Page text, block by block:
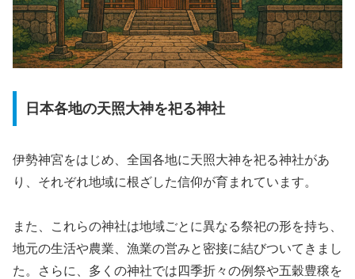
日本各地の天照大神を祀る神社
伊勢神宮をはじめ、全国各地に天照大神を祀る神社があ
り、それぞれ地域に根ざした信仰が育まれています。
また、これらの神社は地域ごとに異なる祭祀の形を持ち、
地元の生活や農業、漁業の営みと密接に結びついてきまし
た。さらに、多くの神社では四季折々の例祭や五穀豊穣を